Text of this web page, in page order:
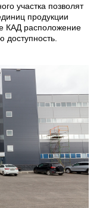
участка позволят
продукции
КАД расположение
доступность.